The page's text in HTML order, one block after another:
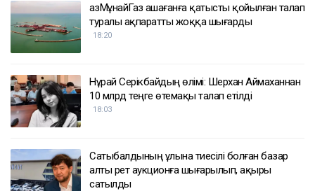
ҚазМұнайГаз Қашағанға қатысты қойылған талап
туралы ақпаратты жоққа шығарды
18:20
Нұрай Серікбайдың өлімі: Шерхан Аймаханнан
10 млрд теңге өтемақы талап етілді
18:03
Сатыбалдының ұлына тиесілі болған базар
алты рет аукционға шығарылып, ақыры
сатылды